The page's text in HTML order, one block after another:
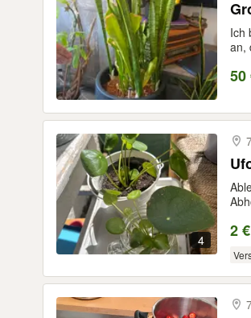
Ich
an,
50
4 2